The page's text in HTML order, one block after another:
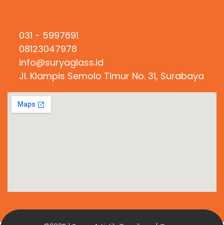
031 - 5997691
08123047978
info@suryaglass.id
Jl. Klampis Semolo Timur No. 31, Surabaya